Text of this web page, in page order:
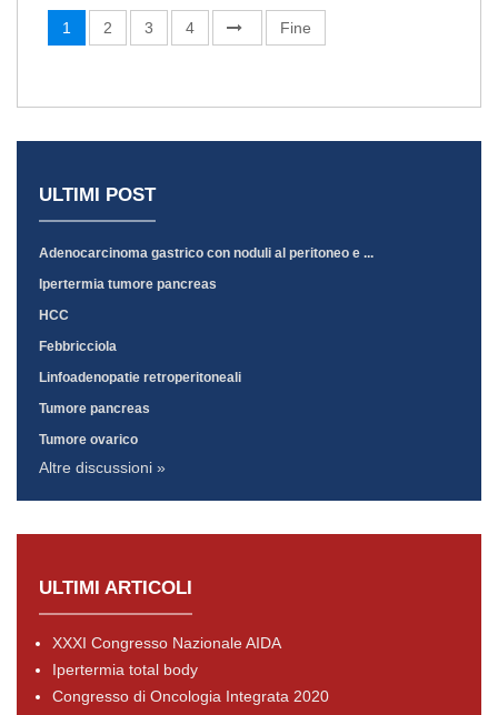
1 2 3 4 Fine
ULTIMI POST
Adenocarcinoma gastrico con noduli al peritoneo e ...
Ipertermia tumore pancreas
HCC
Febbricciola
Linfoadenopatie retroperitoneali
Tumore pancreas
Tumore ovarico
Altre discussioni »
ULTIMI ARTICOLI
XXXI Congresso Nazionale AIDA
Ipertermia total body
Congresso di Oncologia Integrata 2020